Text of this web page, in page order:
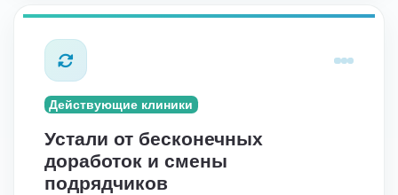
Действующие клиники
Устали от бесконечных
доработок и смены
подрядчиков